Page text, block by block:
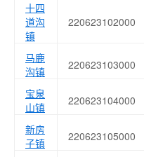
十四
道沟
镇
220623102000
马鹿
沟镇
220623103000
宝泉
山镇
220623104000
新房
子镇
220623105000